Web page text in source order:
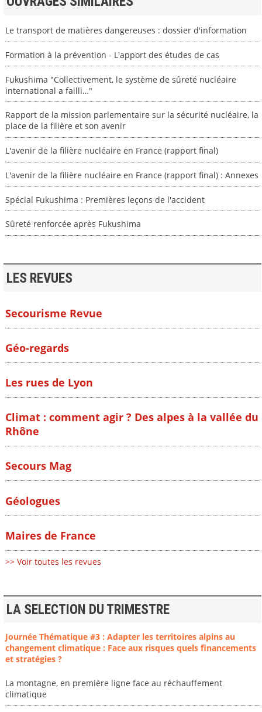
Le transport de matières dangereuses : dossier d'information
Formation à la prévention - L'apport des études de cas
Fukushima "Collectivement, le système de sûreté nucléaire
international a failli…"
Rapport de la mission parlementaire sur la sécurité nucléaire, la
place de la filière et son avenir
L'avenir de la filière nucléaire en France (rapport final)
L'avenir de la filière nucléaire en France (rapport final) : Annexes
Spécial Fukushima : Premières leçons de l'accident
Sûreté renforcée après Fukushima
LES REVUES
Secourisme Revue
Géo-regards
Les rues de Lyon
Climat : comment agir ? Des alpes à la vallée du
Rhône
Secours Mag
Géologues
Maires de France
>> Voir toutes les revues
LA SELECTION DU TRIMESTRE
Journée Thématique #3 : Adapter les territoires alpins au
changement climatique : Face aux risques quels financements
et stratégies ?
La montagne, en première ligne face au réchauffement
climatique